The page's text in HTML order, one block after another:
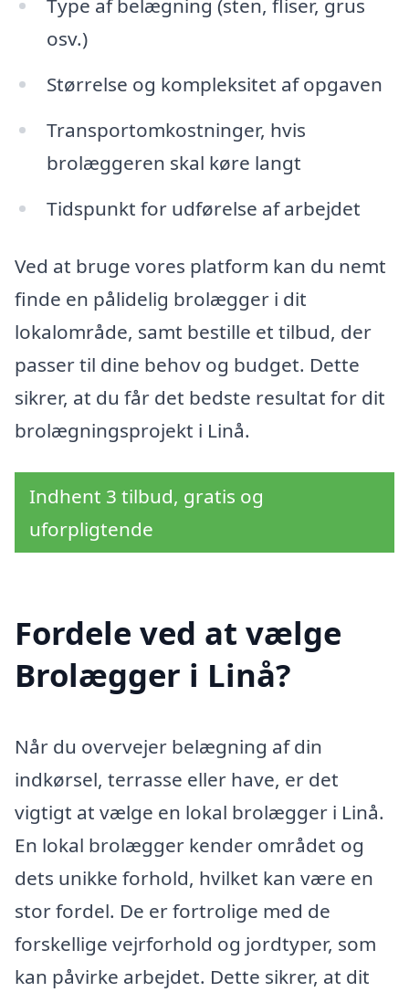
Type af belægning (sten, fliser, grus
osv.)
Størrelse og kompleksitet af opgaven
Transportomkostninger, hvis
brolæggeren skal køre langt
Tidspunkt for udførelse af arbejdet
Ved at bruge vores platform kan du nemt
finde en pålidelig brolægger i dit
lokalområde, samt bestille et tilbud, der
passer til dine behov og budget. Dette
sikrer, at du får det bedste resultat for dit
brolægningsprojekt i Linå.
Indhent 3 tilbud, gratis og
uforpligtende
Fordele ved at vælge
Brolægger i Linå?
Når du overvejer belægning af din
indkørsel, terrasse eller have, er det
vigtigt at vælge en lokal brolægger i Linå.
En lokal brolægger kender området og
dets unikke forhold, hvilket kan være en
stor fordel. De er fortrolige med de
forskellige vejrforhold og jordtyper, som
kan påvirke arbejdet. Dette sikrer, at dit